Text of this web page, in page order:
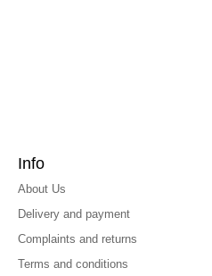
Info
About Us
Delivery and payment
Complaints and returns
Terms and conditions